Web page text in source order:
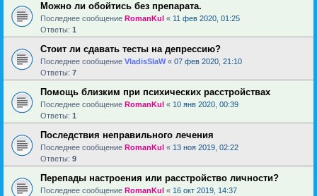
Можно ли обойтись без препарата.
Последнее сообщение RomanKul « 11 фев 2020, 01:25
Ответы: 1
Стоит ли сдавать тесты на депрессию?
Последнее сообщение VladisSlaW« 07 фев 2020, 21:10
Ответы: 7
Помощь близким при психических расстройствах
Последнее сообщение RomanKul « 10 янв 2020, 00:39
Ответы: 1
Последствия неправильного лечения
Последнее сообщение RomanKul « 13 ноя 2019, 02:22
Ответы: 9
Перепады настроения или расстройство личности?
Последнее сообщение RomanKul « 16 окт 2019, 14:37